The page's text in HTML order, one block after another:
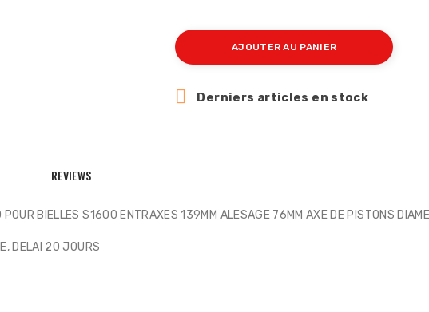
AJOUTER AU PANIER
 Derniers articles en stock
REVIEWS
BIELLES S1600 ENTRAXES 139MM ALESAGE 76MM AXE DE PISTONS
DELAI 20 JOURS